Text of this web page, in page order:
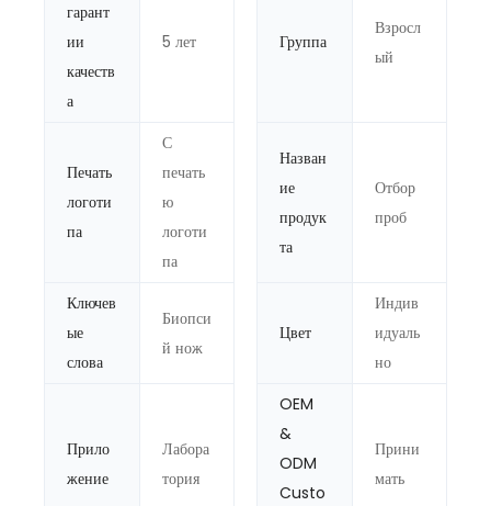
гарант
ии
качеств
а
5 лет Группа
Взросл
ый
Печать
логоти
па
С
печать
ю
логоти
па
Назван
ие
продук
та
Отбор
проб
Ключев
ые
слова
Биопси
й нож
Цвет
Индив
идуаль
но
Прило
жение
Лабора
тория
OEM
&
ODM
Custo
Прини
мать